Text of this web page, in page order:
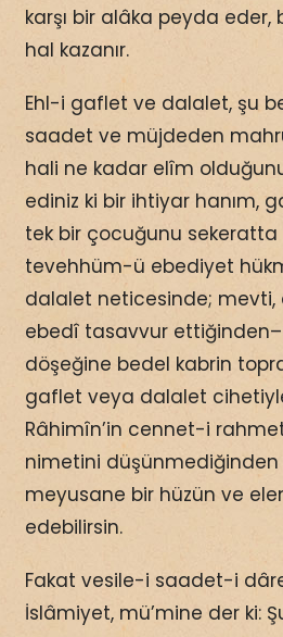
karşı bir alâka peyda
hal kazanır.
Ehl-i gaflet ve dalalet, şu
saadet ve müjdeden
hali ne kadar elîm
ediniz ki bir ihtiyar hanım,
tek bir çocuğunu
tevehhüm-ü ebediyet
dalalet neticesinde; mevti,
ebedî tasavvur
döşeğine bedel kabrin
gaflet veya dalalet
Râhimîn’in cennet-i
nimetini
meyusane bir hüzün ve
edebilirsin.
Fakat vesile-i saadet-i
İslâmiyet, mü’mine der ki: